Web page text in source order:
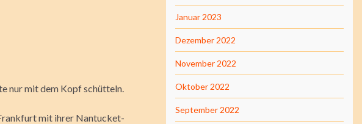
nur mit dem Kopf schütteln.
mit ihrer Nantucket-
Januar 2023
Dezember 2022
November 2022
Oktober 2022
September 2022